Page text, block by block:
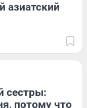
азиатский
сестры:
потому что